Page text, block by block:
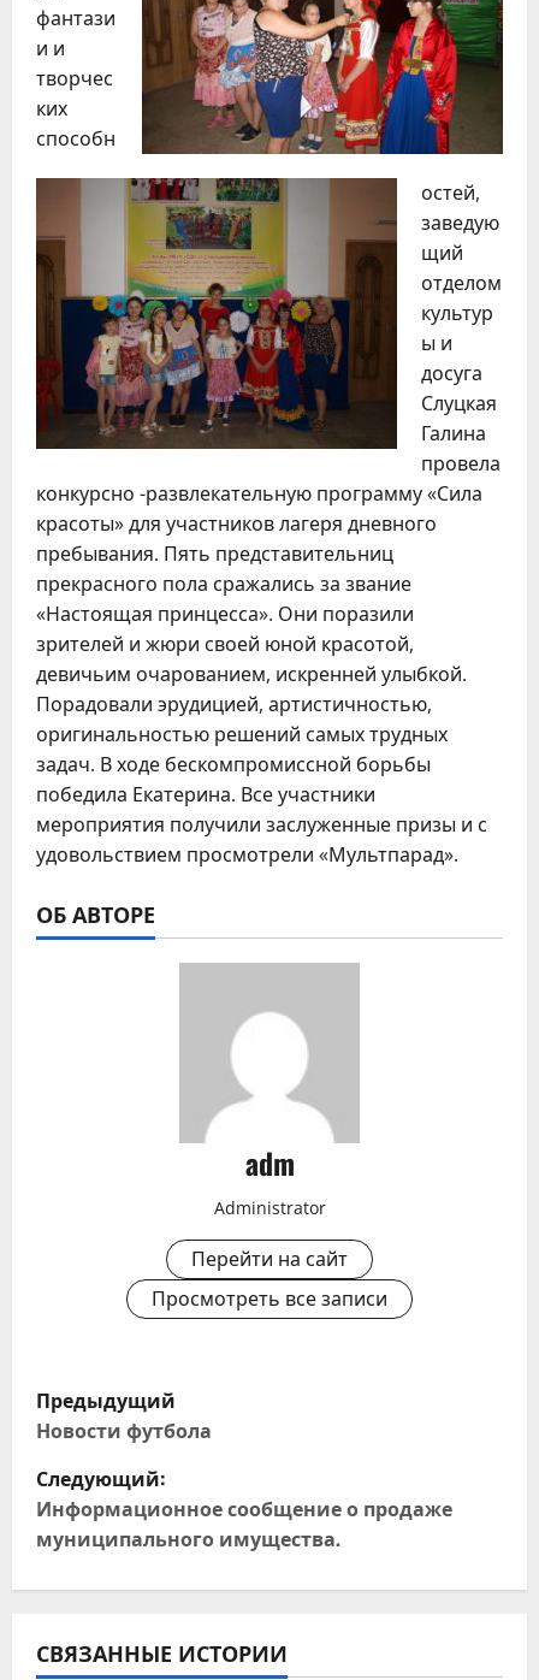
фантази
и и
творчес
ких
способн
остей,
заведую
щий
отделом
культур
ы и
досуга
Слуцкая
Галина
провела
конкурсно -развлекательную программу «Сила
красоты» для участников лагеря дневного
пребывания. Пять представительниц
прекрасного пола сражались за звание
«Настоящая принцесса». Они поразили
зрителей и жюри своей юной красотой,
девичьим очарованием, искренней улыбкой.
Порадовали эрудицией, артистичностью,
оригинальностью решений самых трудных
задач. В ходе бескомпромиссной борьбы
победила Екатерина. Все участники
мероприятия получили заслуженные призы и с
удовольствием просмотрели «Мультпарад».
ОБ АВТОРЕ
adm
Administrator
Перейти на сайт
Просмотреть все записи
Н
а
в
и
г
а
Предыдущий
Новости футбола
Следующий:
Информационное сообщение о продаже
муниципального имущества.
СВЯЗАННЫЕ ИСТОРИИ